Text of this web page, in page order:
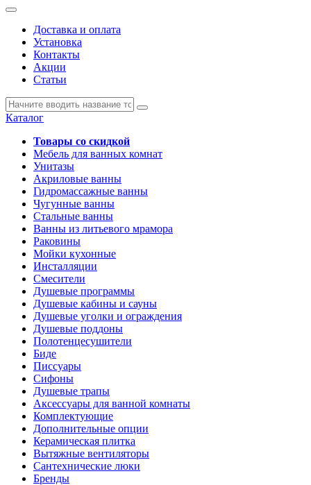
Доставка и оплата
Установка
Контакты
Акции
Статьи
Каталог
Товары со скидкой
Мебель для ванных комнат
Унитазы
Акриловые ванны
Гидромассажные ванны
Чугунные ванны
Стальные ванны
Ванны из литьевого мрамора
Раковины
Мойки кухонные
Инсталляции
Смесители
Душевые программы
Душевые кабины и сауны
Душевые уголки и ограждения
Душевые поддоны
Полотенцесушители
Биде
Писсуары
Сифоны
Душевые трапы
Аксессуары для ванной комнаты
Комплектующие
Дополнительные опции
Керамическая плитка
Вытяжные вентиляторы
Сантехнические люки
Бренды